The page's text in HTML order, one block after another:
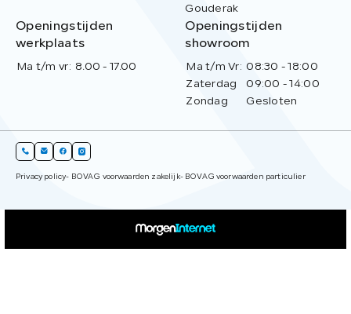
Gouderak
Openingstijden
werkplaats
Ma t/m vr: 8.00 - 17.00
Openingstijden
showroom
Ma t/m Vr: 08:30 - 18:00
Zaterdag
09:00 - 14:00
Zondag
Gesloten
Privacy policy- BOVAG voorwaarden zakelijk- BOVAG voorwaarden particulier